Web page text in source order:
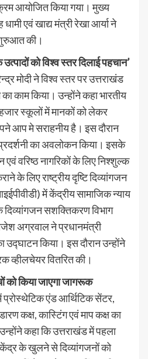
आयोजित किया गया। मुख्य
एवं खाद्य मंत्री रेखा आर्या ने
की।
को विश्व स्तर दिलाई पहचान’
मोदी ने विश्व स्तर पर उत्तराखंड
काम किया। उन्होंने कहा भारतीय
स्कूलों में मानकों को लेकर
आप मे सराहनीय है। इस दौरान
का अवलोकन किया। इसके
एवं वरिष्ठ नागरिकों के लिए निश्शुल्क
के लिए राष्ट्रीय दृष्टि दिव्यांगजन
में केंद्रीय सामाजिक न्याय
सशक्तिकरण विभाग
अग्रवाल ने प्रधानमंत्री
उद्घाटन किया। इस दौरान उन्होंने
व्हीलचेयर वितरित की।
को किया जाएगा जागरूक
प्रोस्थेटिक एंड आर्थिटिक सेंटर,
कक्ष, कास्टिंग एवं माप कक्ष का
कहा कि उत्तराखंड में पहला
के खुलने से दिव्यांगजनों को